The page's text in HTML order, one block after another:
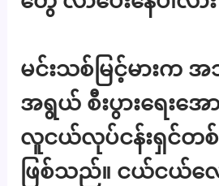
မင်းသစ်မြင့်မား
အရွယ် စီးပွားရေးအေ
လူငယ်လုပ်ငန်းရှင်တ
ဖြစ်သည်။ ငယ်ငယ်